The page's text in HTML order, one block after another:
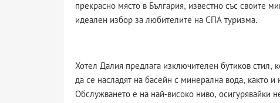
прекрасно място в България, известно със своите
идеален избор за любителите на СПА туризма.
Хотел Далия предлага изключителен бутиков стил,
да се насладят на басейн с минерална вода, както
Обслужването е на най-високо ниво, осигурявайки